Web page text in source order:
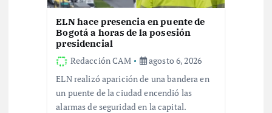
ELN hace presencia en puente de
Bogotá a horas de la posesión
presidencial
Redacción CAM
agosto 6, 2026
ELN realizó aparición de una bandera en
un puente de la ciudad encendió las
alarmas de seguridad en la capital.